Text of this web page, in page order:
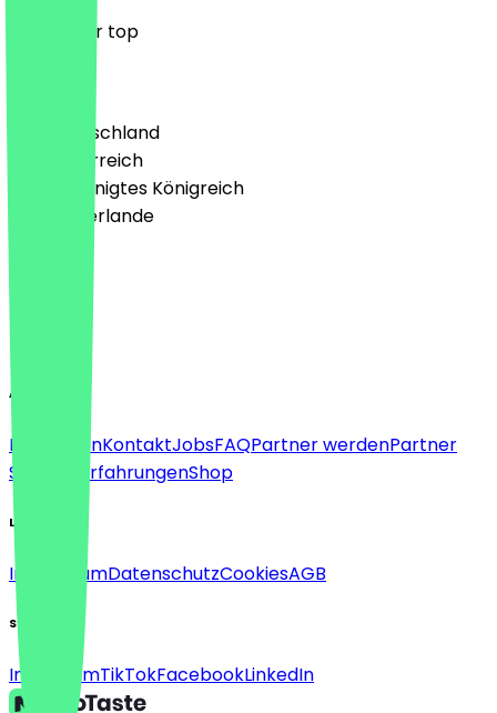
Wie immer top
🇩🇪 Deutschland
🇦🇹 Österreich
🇬🇧 Vereinigtes Königreich
🇳🇱 Niederlande
Deutsch
English
About
Für FirmenKontaktJobsFAQPartner werdenPartner
Support
ErfahrungenShop
Legal
ImpressumDatenschutzCookiesAGB
Social
InstagramTikTokFacebookLinkedIn